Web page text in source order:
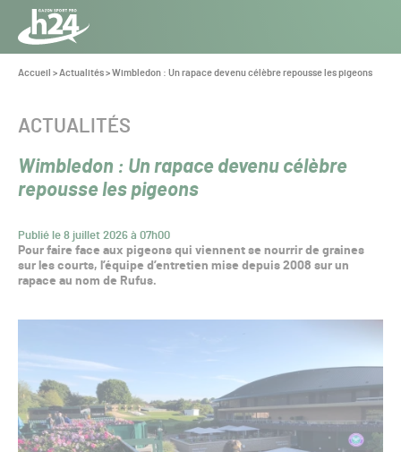
Panneau de gestion des cookies
Aller au contenu
Toute
l’info
Pro
Vous
Accueil >Actualités>Wimbledon : Un rapace devenu célèbre repousse les pigeons
Wimbledon : Un rapace devenu célèbre
repousse les pigeons
Publié le 8 juillet 2026 à 07h00
CATÉGORIE :
ACTUALITÉS
Pour faire face aux pigeons qui viennent se nourrir de graines
sur les courts, l’équipe d’entretien mise depuis 2008 sur un
rapace au nom de Rufus.